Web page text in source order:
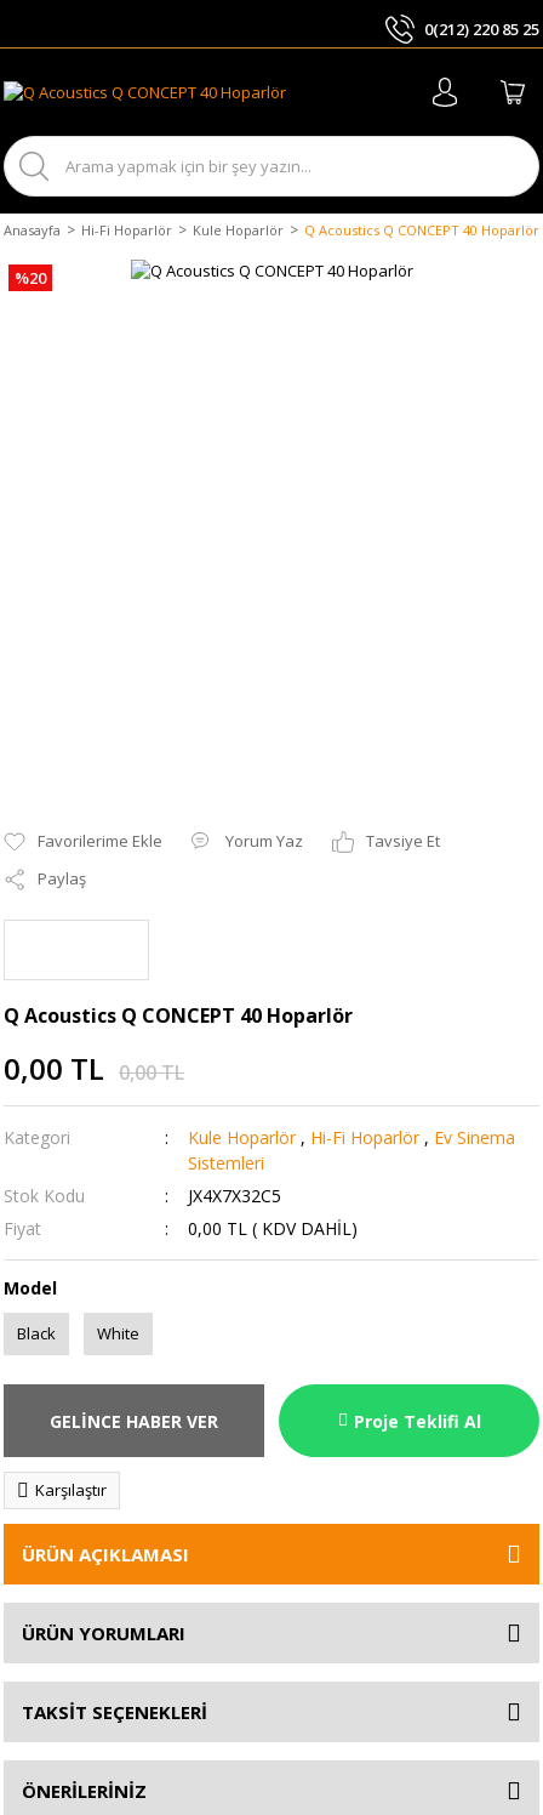
0(212) 220 85 25
Anasayfa Hi-Fi Hoparlör Kule Hoparlör Q Acoustics Q CONCEPT 40 Hoparlör
%20
Yorum Yaz
Tavsiye Et
Paylaş
Q Acoustics Q CONCEPT 40 Hoparlör
0,00 TL 0,00 TL
Kategori Kule Hoparlör , Hi-Fi Hoparlör , Ev Sinema
Sistemleri
Stok Kodu
JX4X7X32C5
Fiyat
0,00 TL ( KDV DAHİL)
Model
Black White
GELİNCE HABER VER Proje Teklifi Al
Karşılaştır
ÜRÜN AÇIKLAMASI
ÜRÜN YORUMLARI
TAKSİT SEÇENEKLERİ
ÖNERİLERİNİZ